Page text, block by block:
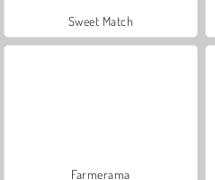
Sweet Match
Farmerama